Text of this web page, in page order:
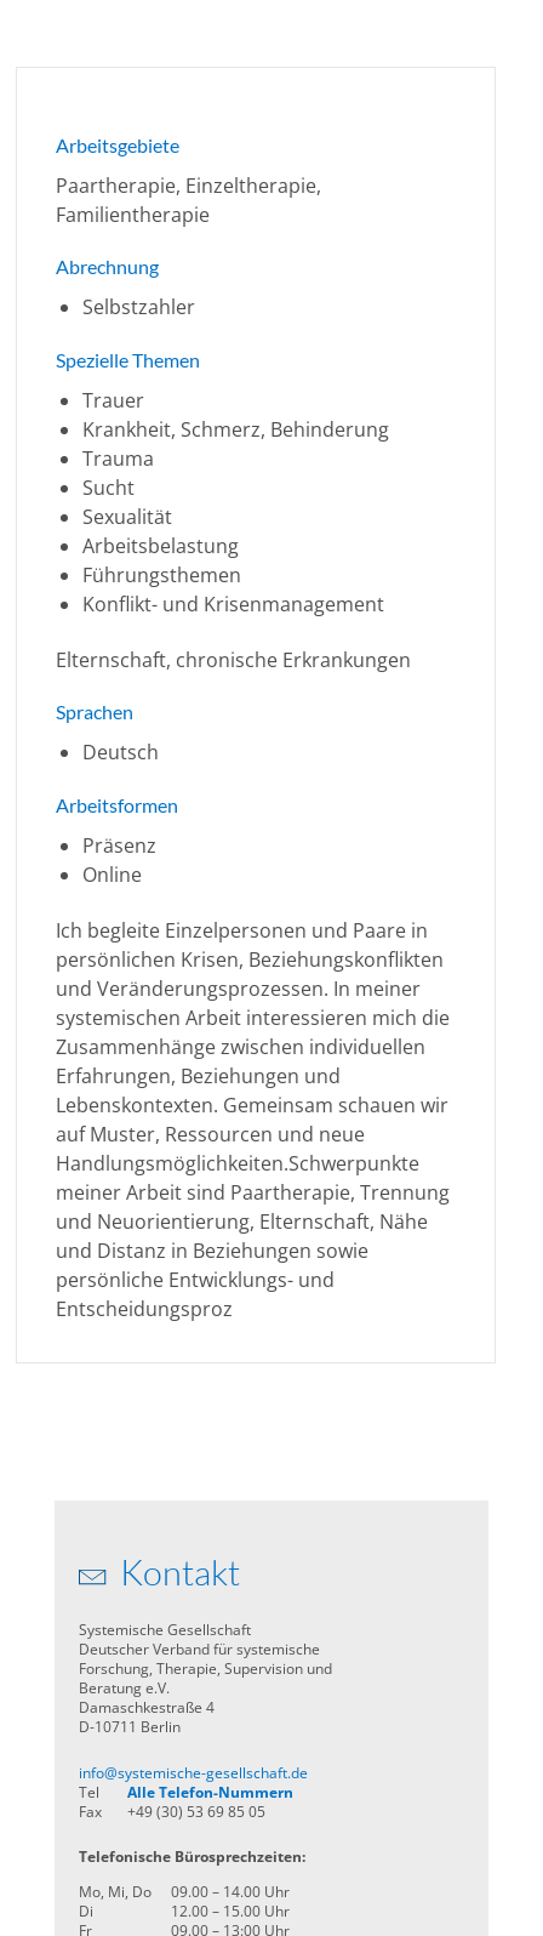
Arbeitsgebiete
Paartherapie, Einzeltherapie,
Familientherapie
Abrechnung
Selbstzahler
Spezielle Themen
Trauer
Krankheit, Schmerz, Behinderung
Trauma
Sucht
Sexualität
Arbeitsbelastung
Führungsthemen
Konflikt- und Krisenmanagement
Elternschaft, chronische Erkrankungen
Sprachen
Deutsch
Arbeitsformen
Präsenz
Online
Ich begleite Einzelpersonen und Paare in
persönlichen Krisen, Beziehungskonflikten
und Veränderungsprozessen. In meiner
systemischen Arbeit interessieren mich die
Zusammenhänge zwischen individuellen
Erfahrungen, Beziehungen und
Lebenskontexten. Gemeinsam schauen wir
auf Muster, Ressourcen und neue
Handlungsmöglichkeiten.Schwerpunkte
meiner Arbeit sind Paartherapie, Trennung
und Neuorientierung, Elternschaft, Nähe
und Distanz in Beziehungen sowie
persönliche Entwicklungs- und
Entscheidungsproz
Kontakt
Systemische Gesellschaft
Deutscher Verband für systemische
Forschung, Therapie, Supervision und
Beratung e.V.
Damaschkestraße 4
D-10711 Berlin
info@systemische-gesellschaft.de
Tel
Alle Telefon-Nummern
Fax
+49 (30) 53 69 85 05
Telefonische Bürosprechzeiten:
Mo, Mi, Do
09.00 – 14.00 Uhr
Di
12.00 – 15.00 Uhr
Fr
09.00 – 13:00 Uhr